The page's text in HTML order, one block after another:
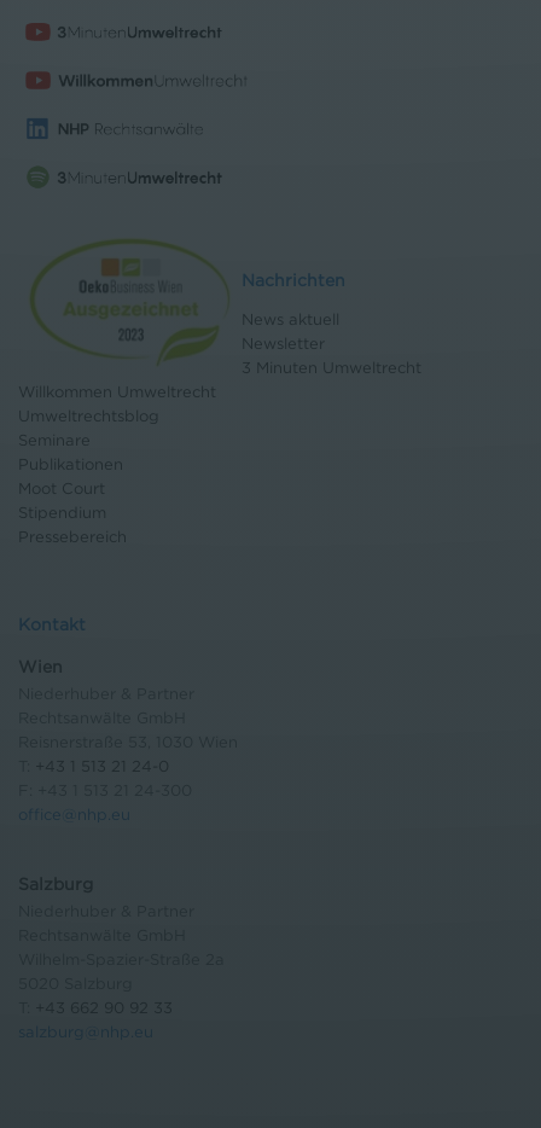
Nachrichten
News aktuell
Newsletter
3 Minuten Umweltrecht
Willkommen Umweltrecht
Umweltrechtsblog
Seminare
Publikationen
Moot Court
Stipendium
Pressebereich
Kontakt
Wien
+43 1 513 21 24-0
office@nhp.eu
Salzburg
salzburg@nhp.eu